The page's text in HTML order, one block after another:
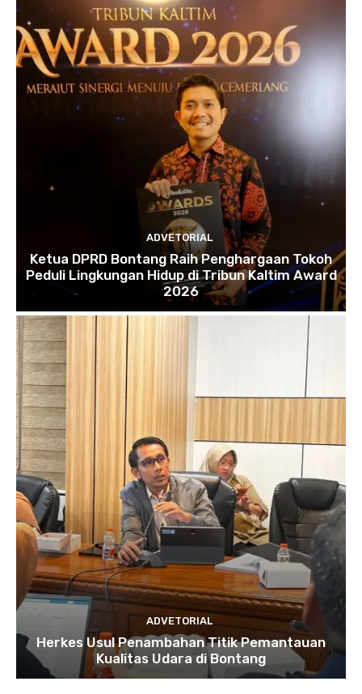
ADVETORIAL
Ketua DPRD Bontang Raih Penghargaan Tokoh
Peduli Lingkungan Hidup di Tribun Kaltim Award
2026
ADVETORIAL
Herkes Usul Penambahan Titik Pemantauan
Kualitas Udara di Bontang